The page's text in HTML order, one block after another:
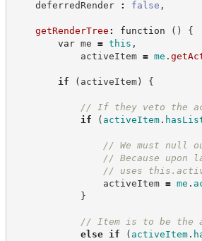
deferredRender : false ,
getRenderTree : function ( )
{
var me = this ,
activeItem = me .
if ( activeItem) {
// If they veto the
if
( activeItem .
// We must null
// Because
// uses
activeItem = me .
}
// Item is to be
else if ( activeItem .